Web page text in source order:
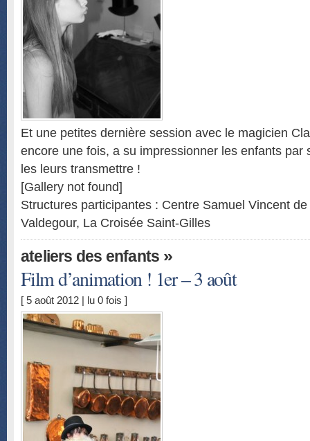
Et une petites dernière session avec le magicien
encore une fois, a su impressionner les enfants par
les leurs transmettre !
[Gallery not found]
Structures participantes : Centre Samuel Vincent
Valdegour, La Croisée Saint-Gilles
ateliers des enfants »
Film d’animation ! 1er – 3 août
[ 5 août 2012 | lu 0 fois ]